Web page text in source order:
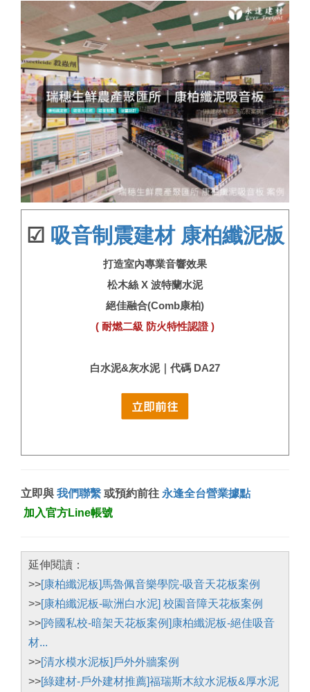
☑ 吸音制震建材 康柏纖泥板
打造室內專業音響效果
松木絲 X 波特蘭水泥
絕佳融合(Comb康柏)
( 耐燃二級 防火特性認證 )
白水泥&灰水泥｜代碼 DA27
立即與 我們聯繫 或預約前往 永逢全台營業據點
加入官方Line帳號
延伸閱讀：
>>[康柏纖泥板]馬魯佩音樂學院-吸音天花板案例
>>[康柏纖泥板-歐洲白水泥] 校園音障天花板案例
>>[跨國私校-暗架天花板案例]康柏纖泥板-絕佳吸音
材...
>>[清水模水泥板]戶外外牆案例
>>[綠建材-戶外建材推薦]福瑞斯木紋水泥板&厚水泥